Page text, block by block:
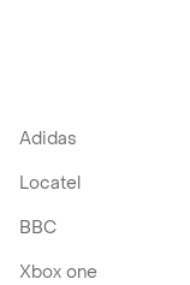
Adidas
Locatel
BBC
Xbox one